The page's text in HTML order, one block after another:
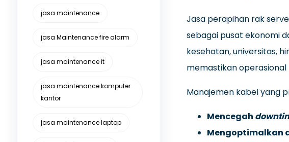
Jasa perapihan rak
sebagai pusat ekonomi
kesehatan, universitas,
memastikan
Manajemen kabel yang
Mencegah
Mengoptimalkan
jasa maintenance
jasa Maintenance fire alarm
jasa maintenance it
jasa maintenance komputer
kantor
jasa maintenance laptop